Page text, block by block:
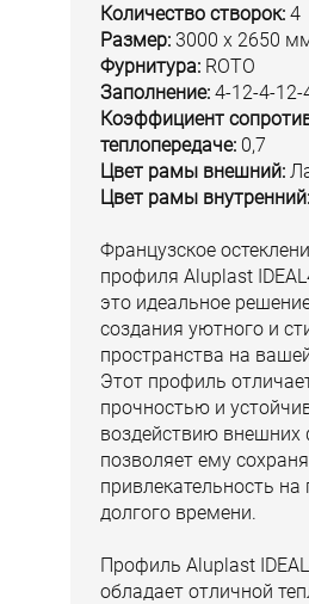
Количество створок: 4
Размер: 3000 х 2650
Фурнитура: ROTO
Заполнение: 4-12-4-12-
Коэффициент
теплопередаче: 0,7
Цвет рамы внешний:
Цвет рамы внутренний:
Французское
профиля Aluplast
это идеальное
создания уютного и
пространства на
Этот профиль
прочностью и
воздействию внешних
позволяет ему
привлекательность
долгого времени.
Профиль Aluplast
обладает отличной